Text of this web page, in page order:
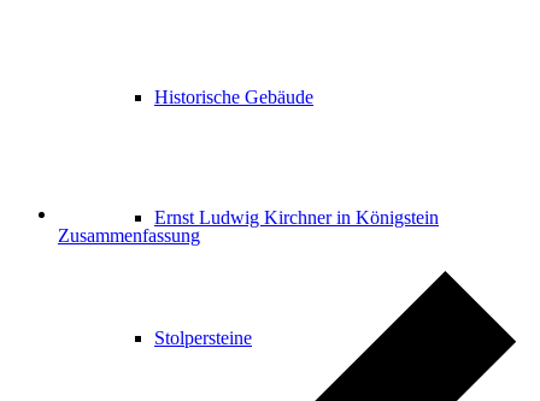
Historische Gebäude
Ernst Ludwig Kirchner in Königstein
Stolpersteine
Zusammenfassung